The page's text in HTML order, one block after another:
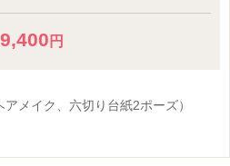
円
アメイク、六切り台紙2ポーズ）